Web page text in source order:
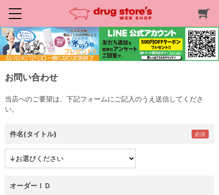
お問い合わせ
当店へのご要望は、下記フォームにご記入のうえ送信してくださ
い。
件名(タイトル)
オーダーＩＤ